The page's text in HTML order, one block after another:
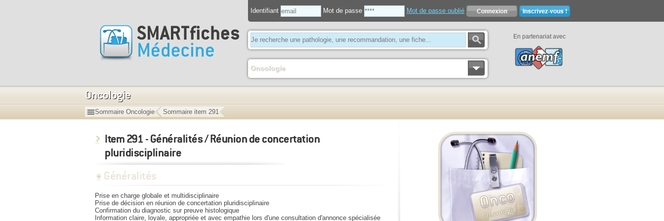
Identifiant Mot de passe Mot de passe oublié
Oncologie
En partenariat avec
Oncologie
Sommaire Oncologie Sommaire item 291
Item 291 - Généralités / Réunion de concertation
pluridisciplinaire
Généralités
Prise en charge globale et multidisciplinaire
Prise de décision en réunion de concertation pluridisciplinaire
Confirmation du diagnostic sur preuve histologique
Information claire, loyale, appropriée et avec empathie lors d'une consultation d'annonce spécialisée